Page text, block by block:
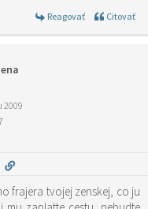
Reagovať Citovať
2009
frajera tvojej zenskej, co ju